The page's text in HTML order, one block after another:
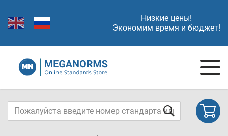
Низкие цены!
Экономим время и бюджет!